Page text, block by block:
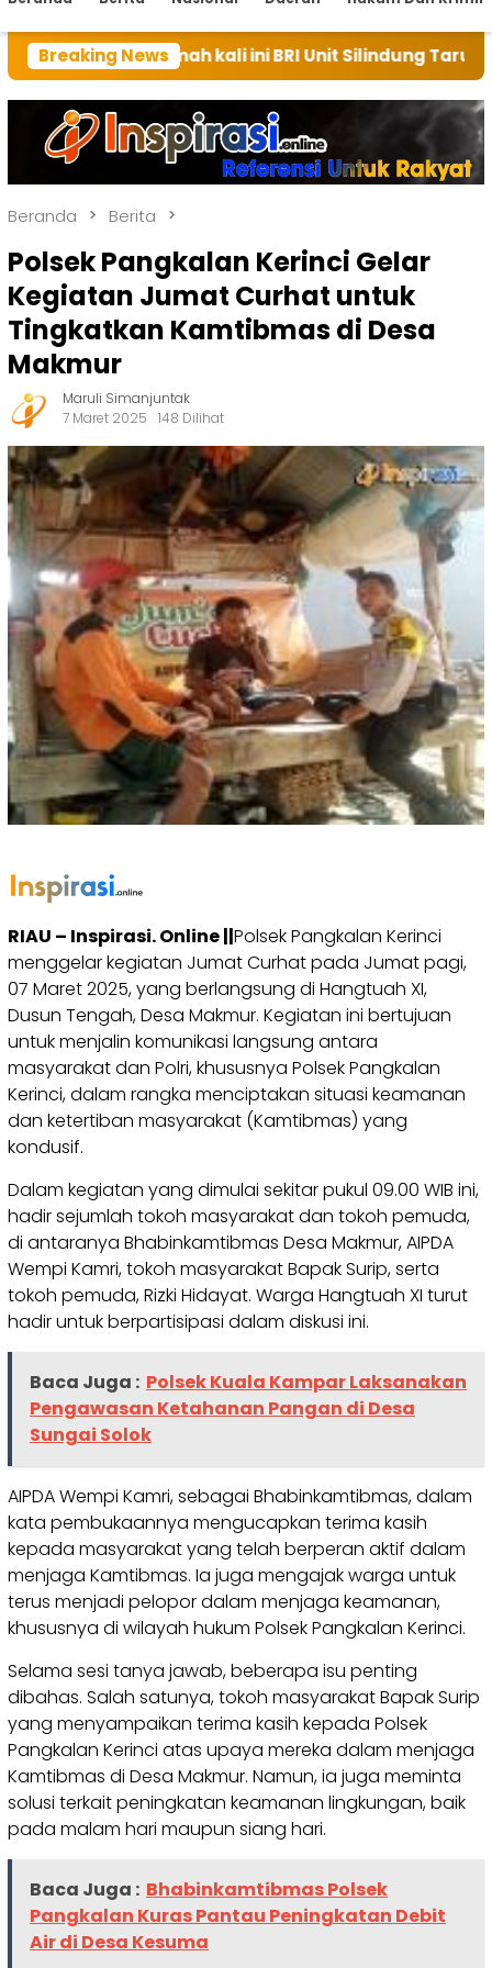
Breaking News
kali ini BRI Unit Silindung Tarutung Ingatkan
Beranda Berita
Polsek Pangkalan Kerinci Gelar
Kegiatan Jumat Curhat untuk
Tingkatkan Kamtibmas di Desa
Makmur
Maruli Simanjuntak
7 Maret 2025
148 Dilihat
RIAU – Inspirasi. Online ||Polsek Pangkalan Kerinci
menggelar kegiatan Jumat Curhat pada Jumat pagi,
07 Maret 2025, yang berlangsung di Hangtuah XI,
Dusun Tengah, Desa Makmur. Kegiatan ini bertujuan
untuk menjalin komunikasi langsung antara
masyarakat dan Polri, khususnya Polsek Pangkalan
Kerinci, dalam rangka menciptakan situasi keamanan
dan ketertiban masyarakat (Kamtibmas) yang
kondusif.
Dalam kegiatan yang dimulai sekitar pukul 09.00 WIB ini,
hadir sejumlah tokoh masyarakat dan tokoh pemuda,
di antaranya Bhabinkamtibmas Desa Makmur, AIPDA
Wempi Kamri, tokoh masyarakat Bapak Surip, serta
tokoh pemuda, Rizki Hidayat. Warga Hangtuah XI turut
hadir untuk berpartisipasi dalam diskusi ini.
Baca Juga : Polsek Kuala Kampar Laksanakan
Pengawasan Ketahanan Pangan di Desa
Sungai Solok
AIPDA Wempi Kamri, sebagai Bhabinkamtibmas, dalam
kata pembukaannya mengucapkan terima kasih
kepada masyarakat yang telah berperan aktif dalam
menjaga Kamtibmas. Ia juga mengajak warga untuk
terus menjadi pelopor dalam menjaga keamanan,
khususnya di wilayah hukum Polsek Pangkalan Kerinci.
Selama sesi tanya jawab, beberapa isu penting
dibahas. Salah satunya, tokoh masyarakat Bapak Surip
yang menyampaikan terima kasih kepada Polsek
Pangkalan Kerinci atas upaya mereka dalam menjaga
Kamtibmas di Desa Makmur. Namun, ia juga meminta
solusi terkait peningkatan keamanan lingkungan, baik
pada malam hari maupun siang hari.
Baca Juga : Bhabinkamtibmas Polsek
Pangkalan Kuras Pantau Peningkatan Debit
Air di Desa Kesuma